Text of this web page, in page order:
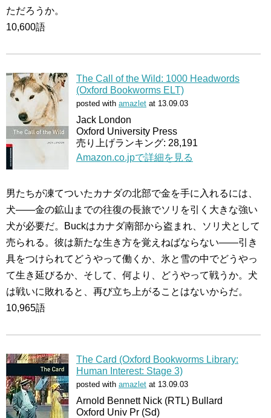
ただろうか。
10,600語
The Call of the Wild: 1000 Headwords
(Oxford Bookworms ELT)
posted with amazlet at 13.09.03
Jack London
Oxford University Press
売り上げランキング: 28,191
Amazon.co.jpで詳細を見る
男たちが凍てついたカナダの北部で金を手に入れるには、
犬――金の鉱山までの往復の長旅でソリを引く大きな強い
犬が必要だ。Buckはカナダ南部から盗まれ、ソリ犬として
売られる。彼は新たな生き方を覚えねばならない――引き
具をつけられてどうやって働くか、氷と雪の中でどうやっ
て生き延びるか、そして、何より、どうやって戦うか。犬
は戦いに敗れると、再び立ち上がることはないからだ。
10,965語
The Card (Oxford Bookworms Library:
Human Interest: Stage 3)
posted with amazlet at 13.09.03
Arnold Bennett Nick (RTL) Bullard
Oxford Univ Pr (Sd)